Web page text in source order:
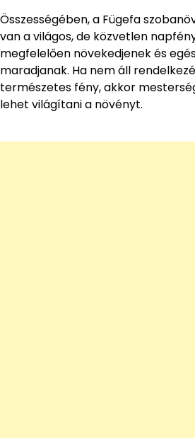
Összességében, a Fügefa
van a világos, de közvetlen
megfelelően növekedjenek és
maradjanak. Ha nem áll
természetes fény, akkor
lehet világítani a növényt.